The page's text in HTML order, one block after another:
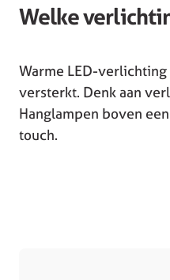
Welke
Warme LED-
versterkt. Denk aan
Hanglampen boven
touch.